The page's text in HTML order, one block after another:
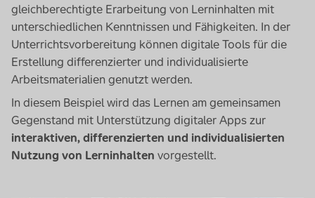
gleichberechtigte Erarbeitung von Lerninhalten mit
unterschiedlichen Kenntnissen und Fähigkeiten. In der
Unterrichtsvorbereitung können digitaleToolsfür die
Erstellung differenzierter und individualisierte
Arbeitsmaterialien genutzt werden.
In diesem Beispiel wird das Lernen am gemeinsamen
Gegenstand mit Unterstützung digitalerAppszur
interaktiven, differenzierten und individualisierten
Nutzung von Lerninhalten vorgestellt.